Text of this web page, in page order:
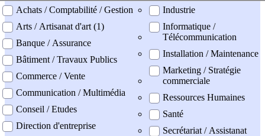
professionel
Achats / Comptabilité / Gestion
Arts / Artisanat d'art (1)
Banque / Assurance
Bâtiment / Travaux Publics
Commerce / Vente
Communication / Multimédia
Conseil / Etudes
Direction d'entreprise
Industrie
Informatique /
Télécommunication
Installation / Maintenance
Marketing / Stratégie
commerciale
Ressources Humaines
Santé
Secrétariat / Assistanat